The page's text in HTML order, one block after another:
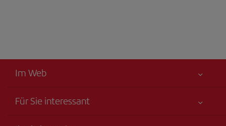
Im Web
Für Sie interessant